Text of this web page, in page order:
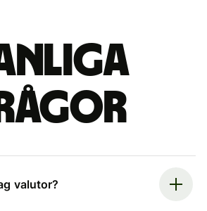
valutor?